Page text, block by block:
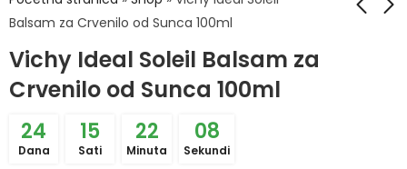
Balsam za Crvenilo od Sunca 100ml
Vichy Ideal Soleil Balsam za
Crvenilo od Sunca 100ml
Vichy DermaBlend
3D Correction 30
Beige Puder 30ml
Vichy Capital Soleil
hidratantno mlijeko
za samotamnjenje
24
Dana
15
Sati
22
Minuta
08
Sekundi